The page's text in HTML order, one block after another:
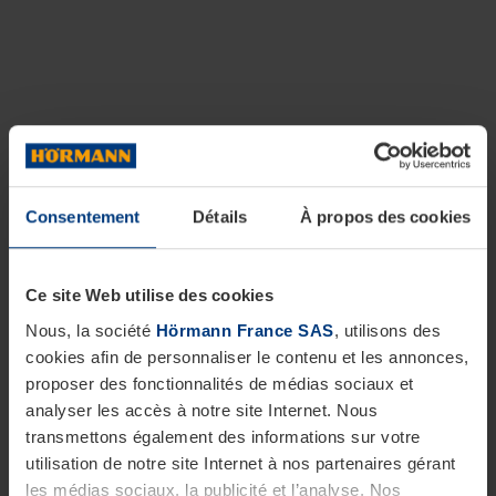
Consentement Détails À propos des cookies
Ce site Web utilise des cookies
Nous, la société Hörmann France SAS, utilisons des
cookies afin de personnaliser le contenu et les annonces,
proposer des fonctionnalités de médias sociaux et
analyser les accès à notre site Internet. Nous
transmettons également des informations sur votre
utilisation de notre site Internet à nos partenaires gérant
les médias sociaux, la publicité et l’analyse. Nos